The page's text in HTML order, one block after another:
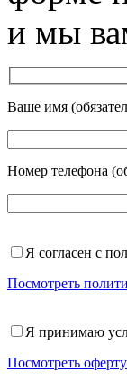
и мы
Ваше имя
Номер телефона
Я согласен с
Посмотреть
Я принимаю
Посмотреть оферту